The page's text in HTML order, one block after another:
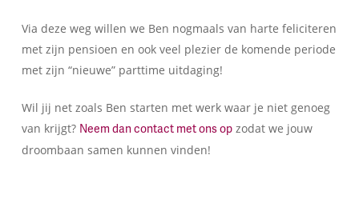
Via deze weg willen we Ben nogmaals van harte feliciteren
met zijn pensioen en ook veel plezier de komende periode
met zijn “nieuwe” parttime uitdaging!
Wil jij net zoals Ben starten met werk waar je niet genoeg
van krijgt? Neem dan contact met ons opzodat we jouw
droombaan samen kunnen vinden!